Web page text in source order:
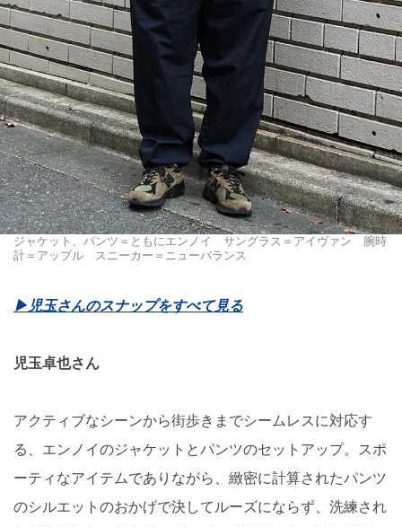
ジャケット、パンツ＝ともにエンノイ サングラス＝アイヴァン 腕時
計＝アップル スニーカー＝ニューバランス
▶児玉さんのスナップをすべて見る
児玉卓也さん
アクティブなシーンから街歩きまでシームレスに対応す
る、エンノイのジャケットとパンツのセットアップ。スポ
ーティなアイテムでありながら、緻密に計算されたパンツ
のシルエットのおかげで決してルーズにならず、洗練され